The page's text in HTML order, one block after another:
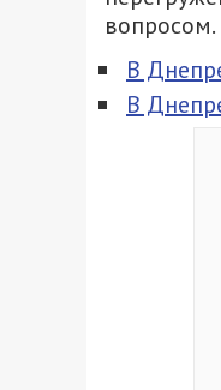
вопросом.
В
В